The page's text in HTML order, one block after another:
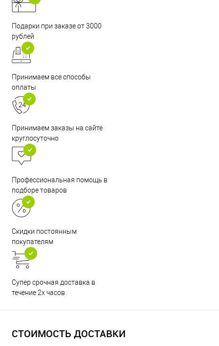
Подарки при заказе от 3000
рублей
Принимаем все способы
оплаты
Принимаем заказы на сайте
круглосуточно
Профессиональная помощь в
подборе товаров
Скидки постоянным
покупателям
Супер срочная доставка в
течение 2х часов
СТОИМОСТЬ ДОСТАВКИ